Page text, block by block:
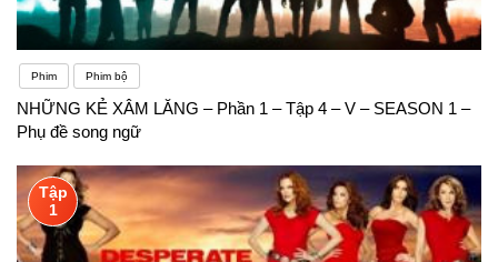
Phim Phim bộ
NHỮNG KẺ XÂM LĂNG – Phần 1 – Tập 4 – V – SEASON 1 –
Phụ đề song ngữ
Tập
1